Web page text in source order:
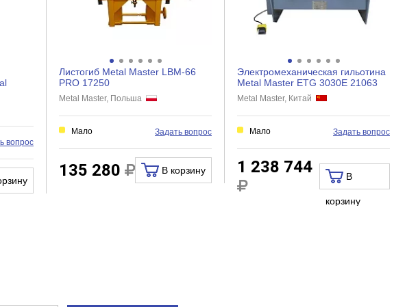
вопрос
Листогиб Metal Master LBM-66
PRO 17250
Metal Master, Польша
Мало Задать вопрос
135 280 В корзину
Электромеханическая гильотина
Metal Master ETG 3030E 21063
Metal Master, Китай
Мало Задать вопрос
1 238 744 В
корзину